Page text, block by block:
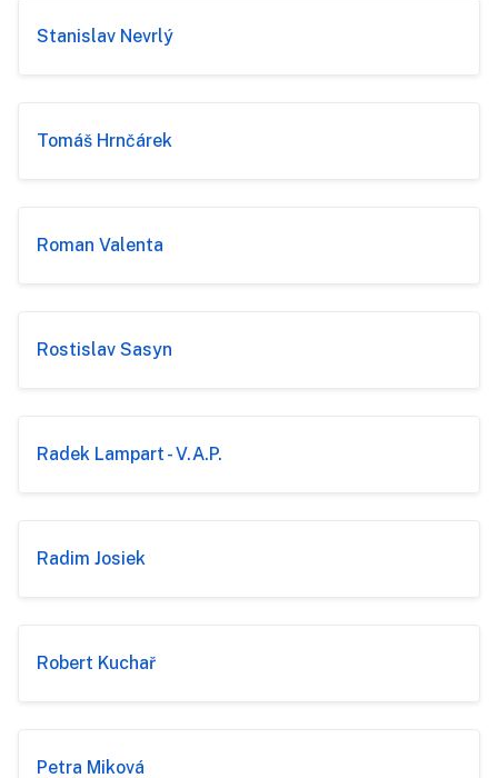
Stanislav Nevrlý
Tomáš Hrnčárek
Roman Valenta
Rostislav Sasyn
Radek Lampart - V.A.P.
Radim Josiek
Robert Kuchař
Petra Miková